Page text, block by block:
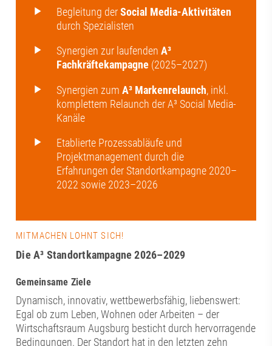
Begleitung derSocial Media-Aktivitäten
durch Spezialisten
Synergien zur laufenden A³
Fachkräftekampagne (2025–2027)
Synergien zum A³ Markenrelaunch, inkl.
komplettem Relaunch der A³ Social Media-
Kanäle
Etablierte Prozessabläufe und
Projektmanagement durch die
Erfahrungen der Standortkampagne 2020–
2022 sowie 2023–2026
MITMACHEN LOHNT SICH!
Die A³ Standortkampagne 2026–2029
Gemeinsame Ziele
Dynamisch, innovativ, wettbewerbsfähig, liebenswert:
Egal ob zum Leben, Wohnen oder Arbeiten – der
Wirtschaftsraum Augsburg besticht durch hervorragende
Bedingungen. Der Standort hat in den letzten zehn